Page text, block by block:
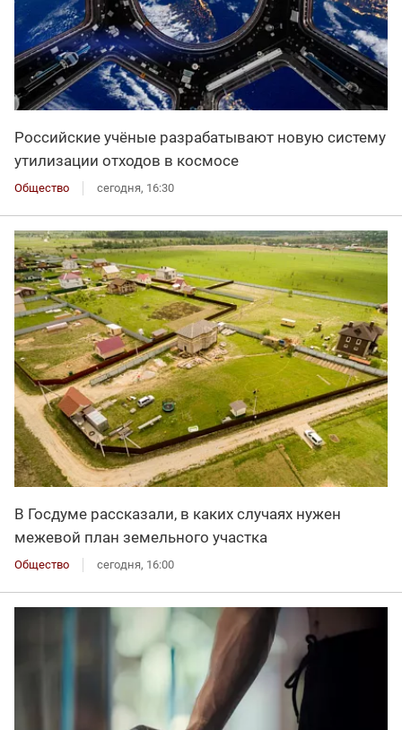
Российские учёные разрабатывают новую систему
утилизации отходов в космосе
Общество сегодня, 16:30
В Госдуме рассказали, в каких случаях нужен
межевой план земельного участка
Общество сегодня, 16:00